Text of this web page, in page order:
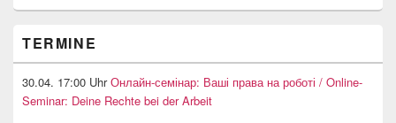
TERMINE
30.04. 17:00 UhrОнлайн-семінар: Ваші права на роботі / Online-
Seminar: Deine Rechte bei der Arbeit